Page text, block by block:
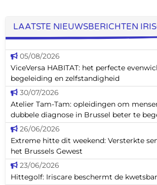
LAATSTE NIEUWSBERICHTEN
05/08/2026
ViceVersa HABITAT: het perfecte
begeleiding en zelfstandigheid
30/07/2026
Atelier Tam-Tam: opleidingen om
dubbele diagnose in Brussel beter te
26/06/2026
Extreme hitte dit weekend: Versterkte
het Brussels Gewest
23/06/2026
Hittegolf: Iriscare beschermt de